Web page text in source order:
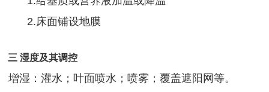
2.床面铺设地膜
三 湿度及其调控
增湿：灌水；叶面喷水；喷雾；覆盖遮阳网等。